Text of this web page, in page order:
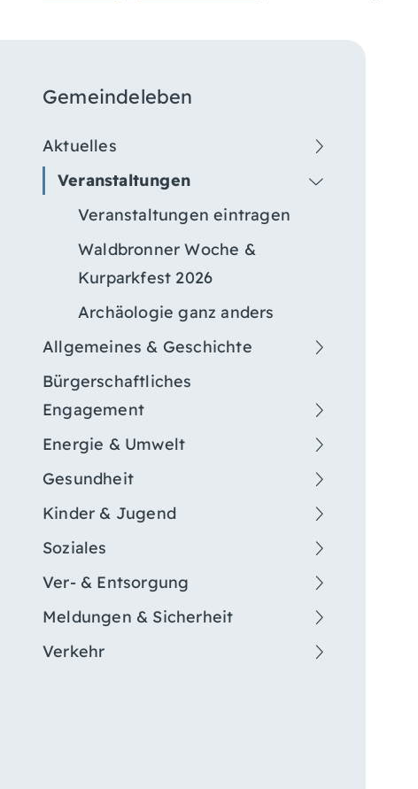
Gemeindeleben
Aktuelles
Veranstaltungen
Veranstaltungen eintragen
Waldbronner Woche &
Kurparkfest 2026
Archäologie ganz anders
Allgemeines & Geschichte
Bürgerschaftliches
Engagement
Energie & Umwelt
Gesundheit
Kinder & Jugend
Soziales
Ver- & Entsorgung
Meldungen & Sicherheit
Verkehr